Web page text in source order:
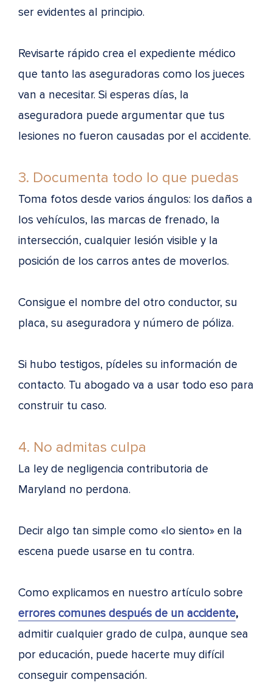
ser evidentes al principio.
Revisarte rápido crea el expediente médico
que tanto las aseguradoras como los jueces
van a necesitar. Si esperas días, la
aseguradora puede argumentar que tus
lesiones no fueron causadas por el accidente.
3. Documenta todo lo que puedas
Toma fotos desde varios ángulos: los daños a
los vehículos, las marcas de frenado, la
intersección, cualquier lesión visible y la
posición de los carros antes de moverlos.
Consigue el nombre del otro conductor, su
placa, su aseguradora y número de póliza.
Si hubo testigos, pídeles su información de
contacto. Tu abogado va a usar todo eso para
construir tu caso.
4. No admitas culpa
La ley de negligencia contributoria de
Maryland no perdona.
Decir algo tan simple como «lo siento» en la
escena puede usarse en tu contra.
Como explicamos en nuestro artículo sobre
errores comunes después de un accidente,
admitir cualquier grado de culpa, aunque sea
por educación, puede hacerte muy difícil
conseguir compensación.